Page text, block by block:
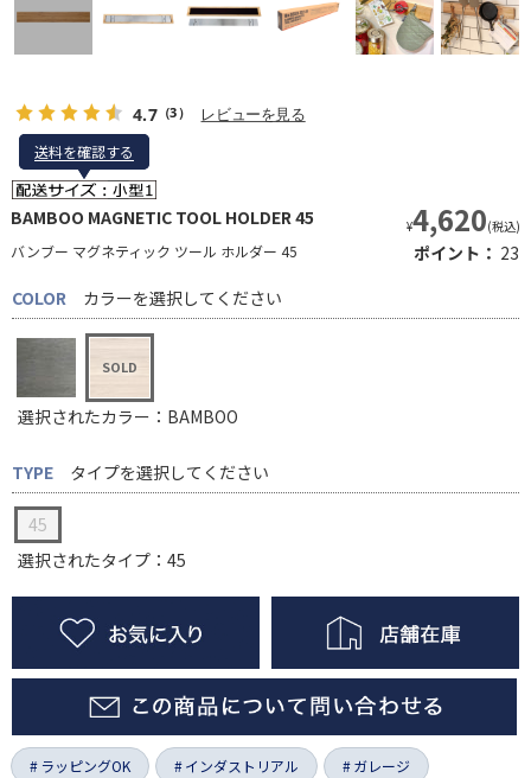
4.7（3） レビューを見る
送料を確認する
送料を確認する
BAMBOO MAGNETIC TOOL HOLDER 45
バンブー マグネティック ツール ホルダー 45
¥4,620(税込)
ポイント： 23
COLOR
カラーを選択してください
選択されたカラー：BAMBOO
TYPE タイプを選択してください
45
選択されたタイプ：45
ラッピングOK インダストリアル ガレージ